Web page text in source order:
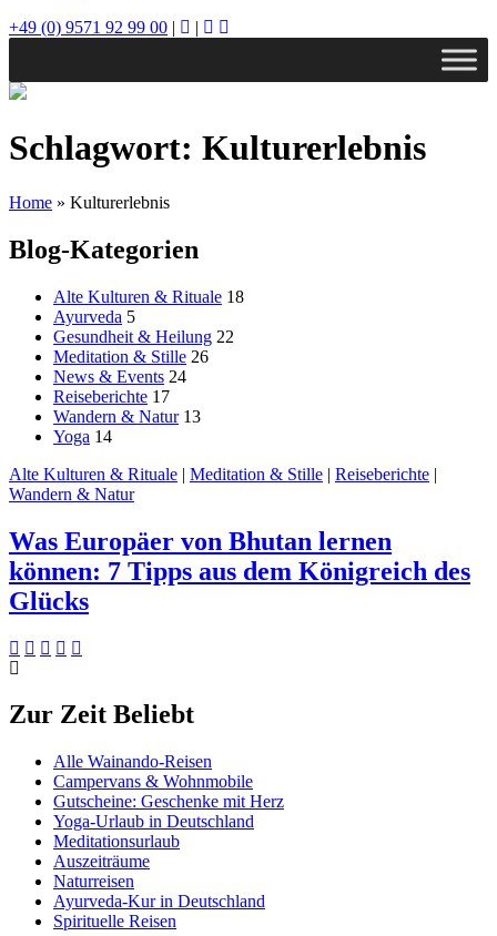
+49 (0) 9571 92 99 00 | |
Schlagwort: Kulturerlebnis
Home » Kulturerlebnis
Blog-Kategorien
Alte Kulturen & Rituale 18
Ayurveda 5
Gesundheit & Heilung 22
Meditation & Stille 26
News & Events 24
Reiseberichte 17
Wandern & Natur 13
Yoga 14
Alte Kulturen & Rituale | Meditation & Stille | Reiseberichte |
Wandern & Natur
Was Europäer von Bhutan lernen
können: 7 Tipps aus dem Königreich des
Glücks
Zur Zeit Beliebt
Alle Wainando-Reisen
Campervans & Wohnmobile
Gutscheine: Geschenke mit Herz
Yoga-Urlaub in Deutschland
Meditationsurlaub
Auszeiträume
Naturreisen
Ayurveda-Kur in Deutschland
Spirituelle Reisen